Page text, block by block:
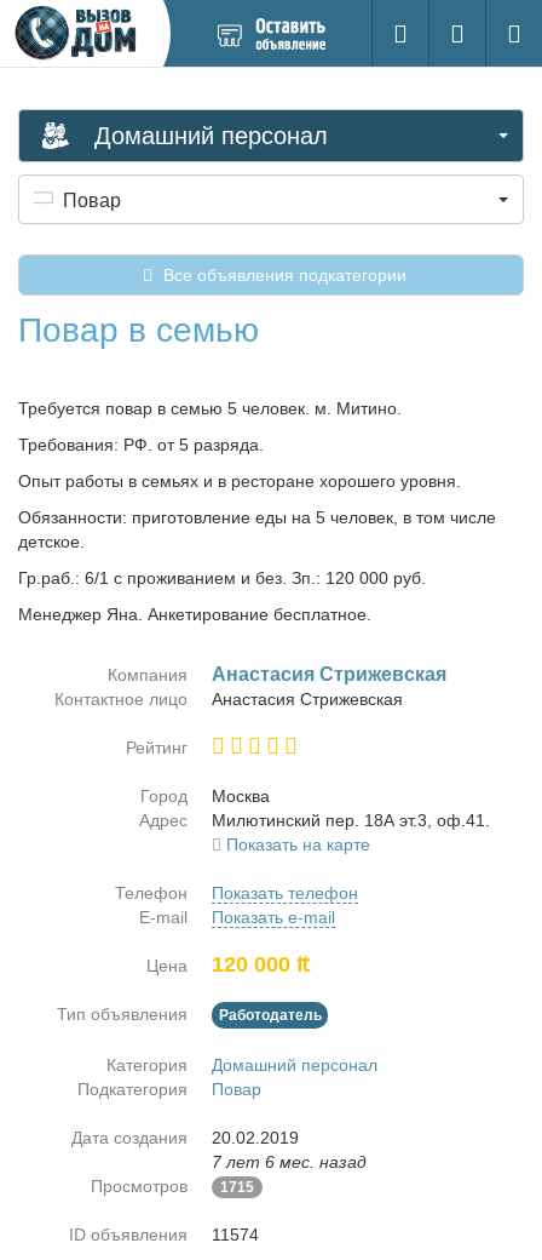
новое
Поиск
Вход на
Домашний персонал
Повар
Все объявления подкатегории
Повар в семью
Требуется повар в семью 5 человек. м. Митино.
Требования: РФ. от 5 разряда.
Опыт работы в семьях и в ресторане хорошего уровня.
Обязанности: приготовление еды на 5 человек, в том числе
детское.
Гр.раб.: 6/1 с проживанием и без. Зп.: 120 000 руб.
Менеджер Яна. Анкетирование бесплатное.
Компания Ана­ста­сия Стри­жев­ская
Контактное лицо Ана­ста­сия Стри­жев­ская
Рейтинг
Город
Москва
Адрес
Ми­лю­тин­ский пер. 18А эт.3, оф.41.
Показать на карте
Телефон
Показать телефон
E-mail
Показать e-mail
Цена 120 000 ₶
Тип объявления Работодатель
Категория
Домашний персонал
Подкатегория
Повар
Дата создания
20.02.2019
7 лет 6 мес. назад
Просмотров
1715
ID объявления 11574